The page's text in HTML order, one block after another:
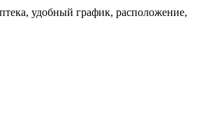
удобный график, расположение,